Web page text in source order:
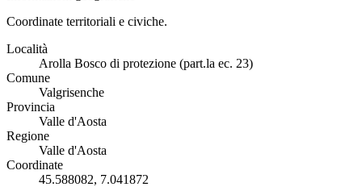
Coordinate territoriali e civiche.
Località
Arolla Bosco di protezione (part.la ec. 23)
Comune
Valgrisenche
Provincia
Valle d'Aosta
Regione
Valle d'Aosta
Coordinate
45.588082, 7.041872